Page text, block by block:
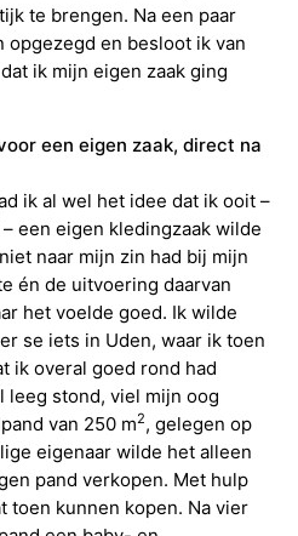
te brengen. Na een paar
opgezegd en besloot ik van
ik mijn eigen zaak ging
een eigen zaak, direct na
ik al wel het idee dat ik ooit –
– een eigen kledingzaak wilde
naar mijn zin had bij mijn
én de uitvoering daarvan
het voelde goed. Ik wilde
se iets in Uden, waar ik toen
ik overal goed rond had
leeg stond, viel mijn oog
van 250 m2, gelegen op
eigenaar wilde het alleen
pand verkopen. Met hulp
toen kunnen kopen. Na vier